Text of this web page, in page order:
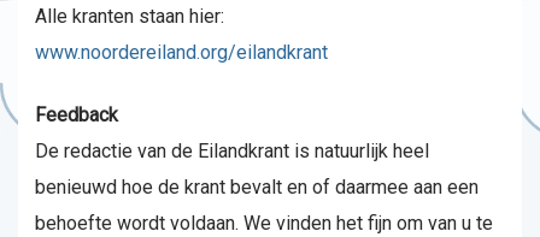
Alle kranten staan hier:
www.noordereiland.org/eilandkrant
Feedback
De redactie van de Eilandkrant is natuurlijk heel
benieuwd hoe de krant bevalt en of daarmee aan een
behoefte wordt voldaan. We vinden het fijn om van u te